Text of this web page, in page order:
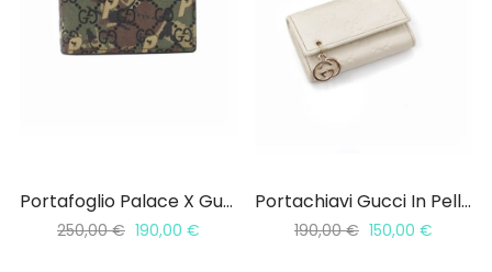
Portafoglio Palace X Gucci GG-P Bi Fold
250,00€ 190,00 €
Portachiavi Gucci In Pelle Guccissima
190,00€ 150,00 €